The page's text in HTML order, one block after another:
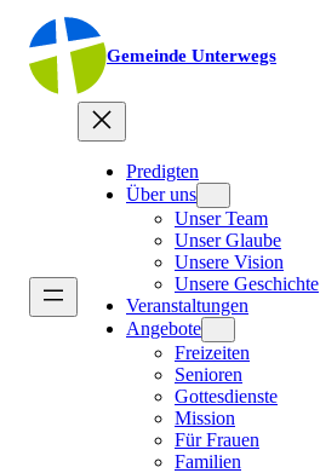
Gemeinde Unterwegs
Predigten
Über uns
Unser Team
Unser Glaube
Unsere Vision
Unsere Geschichte
Veranstaltungen
Angebote
Freizeiten
Senioren
Gottesdienste
Mission
Für Frauen
Familien